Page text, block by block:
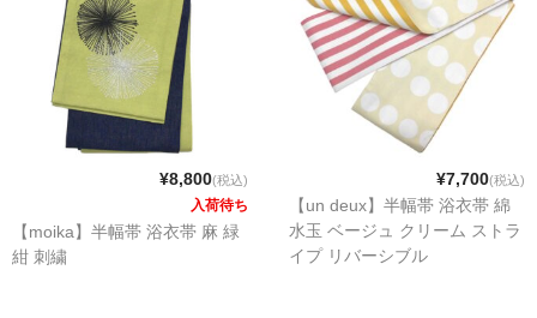
¥8,800(税込)
入荷待ち
【moika】半幅帯 浴衣帯 麻 緑
紺 刺繍
¥7,700(税込)
【un deux】半幅帯 浴衣帯 綿
水玉 ベージュ クリーム ストラ
イプ リバーシブル